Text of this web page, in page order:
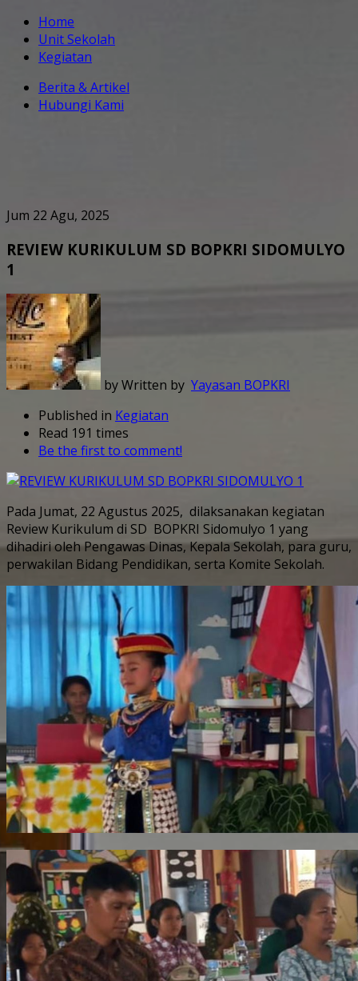
Home
Unit Sekolah
Kegiatan
Berita & Artikel
Hubungi Kami
Jum 22 Agu, 2025
REVIEW KURIKULUM SD BOPKRI SIDOMULYO
1
by Written by Yayasan BOPKRI
Published in Kegiatan
Read 191 times
Be the first to comment!
Pada Jumat, 22 Agustus 2025, dilaksanakan kegiatan
Review Kurikulum di SD BOPKRI Sidomulyo 1 yang
dihadiri oleh Pengawas Dinas, Kepala Sekolah, para guru,
perwakilan Bidang Pendidikan, serta Komite Sekolah.